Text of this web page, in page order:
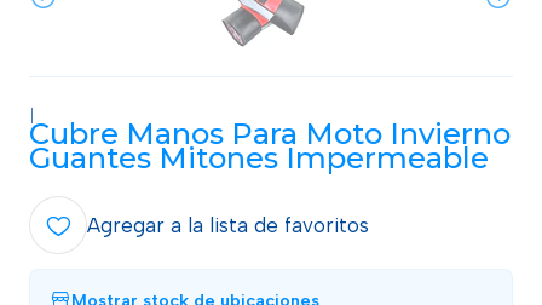
|
Cubre Manos Para Moto Invierno
Guantes Mitones Impermeable
Agregar a la lista de favoritos
Mostrar stock de ubicaciones